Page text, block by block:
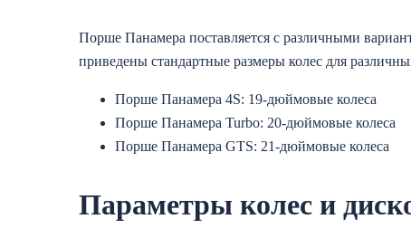
Порше Панамера поставляется с различными
приведены стандартные размеры колес для
Порше Панамера 4S: 19-дюймовые колеса
Порше Панамера Turbo: 20-дюймовые колеса
Порше Панамера GTS: 21-дюймовые колеса
Параметры колес и